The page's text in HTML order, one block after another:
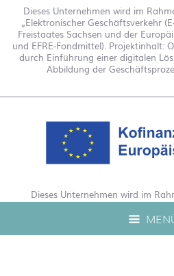
Dieses Unternehmen wird im
„Elektronischer Geschäftsverkehr
Freistaates Sachsen und der
und EFRE-Fondmittel). Projektinhalt:
durch Einführung einer digitalen
Abbildung der
Dieses Unternehmen wird im
Digitalisierung Zuschuss EFRE 2021
wurde eine Live-